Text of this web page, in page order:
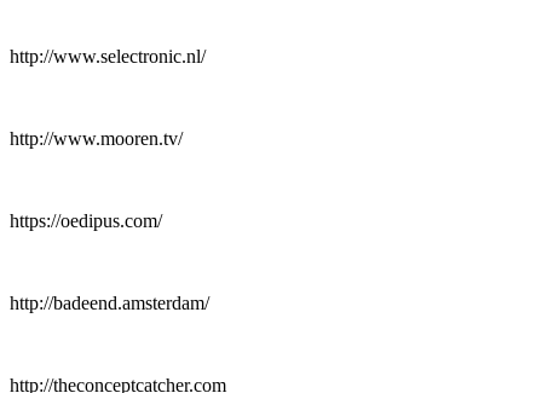
http://www.selectronic.nl/
http://www.mooren.tv/
https://oedipus.com/
http://badeend.amsterdam/
http://theconceptcatcher.com